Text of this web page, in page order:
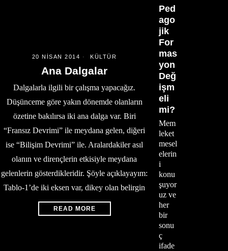
20 NISAN 2014 KÜLTÜR
Ana Dalgalar
Dalgalarla ilgili bir çalışma yapacağız.
Düşünceme göre yakın dönemde olanların
özetine bakılırsa iki ana dalga var. Biri
“Fransız Devrimi” ile meydana gelen, diğeri
ise “Bilişim Devrimi” ile. Aralardakiler asıl
olanın ve dirençlerin etkisiyle meydana
gelenlerin gösterdikleridir. Şöyle açıklayayım:
Tablo-1’de iki eksen var, dikey olan belirgin
READ MORE
Ped
ago
jik
For
mas
yon
Değ
işm
eli
mi?
Mem
leket
mesel
elerin
i
konu
şuyor
uz ve
her
bir
sonu
ç
ifade